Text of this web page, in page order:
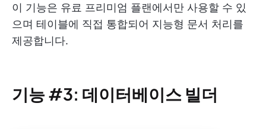
이 기능은 유료 프리미엄 플랜에서만 사용할 수 있
으며 테이블에 직접 통합되어 지능형 문서 처리를
제공합니다.
기능 #3: 데이터베이스 빌더